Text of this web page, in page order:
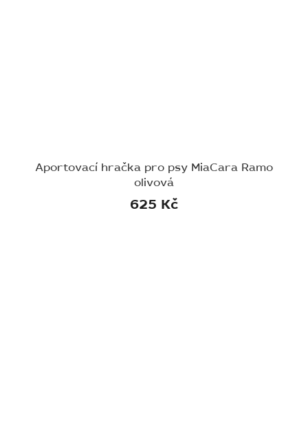
Aportovací hračka pro psy MiaCara Ramo
olivová
625 Kč